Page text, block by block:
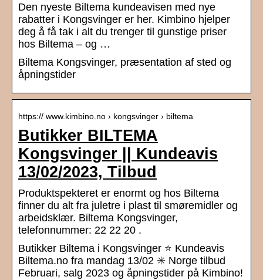
Den nyeste Biltema kundeavisen med nye
rabatter i Kongsvinger er her. Kimbino hjelper
deg å få tak i alt du trenger til gunstige priser
hos Biltema – og …
Biltema Kongsvinger, præsentation af sted og
åpningstider
https:// www.kimbino.no › kongsvinger › biltema
Butikker BILTEMA
Kongsvinger || Kundeavis
13/02/2023, Tilbud
Produktspekteret er enormt og hos Biltema
finner du alt fra juletre i plast til smøremidler og
arbeidsklær. Biltema Kongsvinger,
telefonnummer: 22 22 20 .
Butikker Biltema i Kongsvinger ⭐ Kundeavis
Biltema.no fra mandag 13/02 ✳️ Norge tilbud
Februari, salg 2023 og åpningstider på Kimbino!